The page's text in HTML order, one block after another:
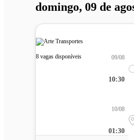
domingo, 09 de
8 vagas disponíveis
10:30
09/08
01:30
10/08